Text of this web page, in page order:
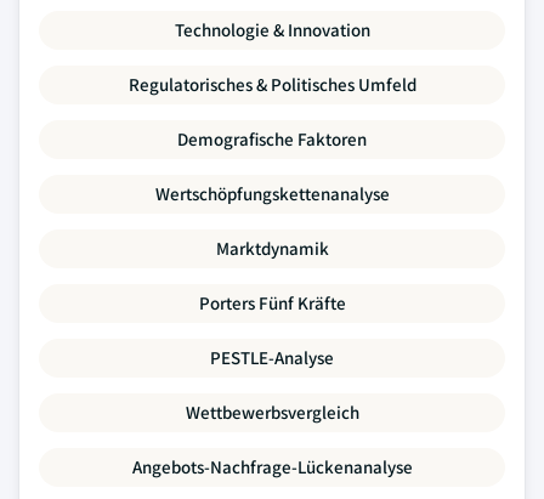
Technologie & Innovation
Regulatorisches & Politisches Umfeld
Demografische Faktoren
Wertschöpfungskettenanalyse
Marktdynamik
Porters Fünf Kräfte
PESTLE-Analyse
Wettbewerbsvergleich
Angebots-Nachfrage-Lückenanalyse